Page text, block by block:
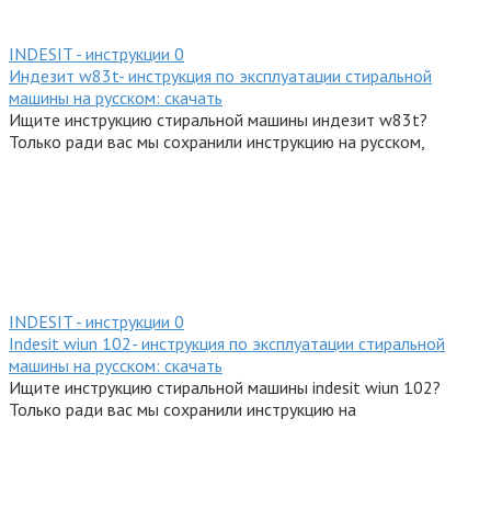
INDESIT - инструкции 0
Индезит w83t- инструкция по эксплуатации стиральной
машины на русском: скачать
Ищите инструкцию стиральной машины индезит w83t?
Только ради вас мы сохранили инструкцию на русском,
INDESIT - инструкции 0
Indesit wiun 102- инструкция по эксплуатации стиральной
машины на русском: скачать
Ищите инструкцию стиральной машины indesit wiun 102?
Только ради вас мы сохранили инструкцию на